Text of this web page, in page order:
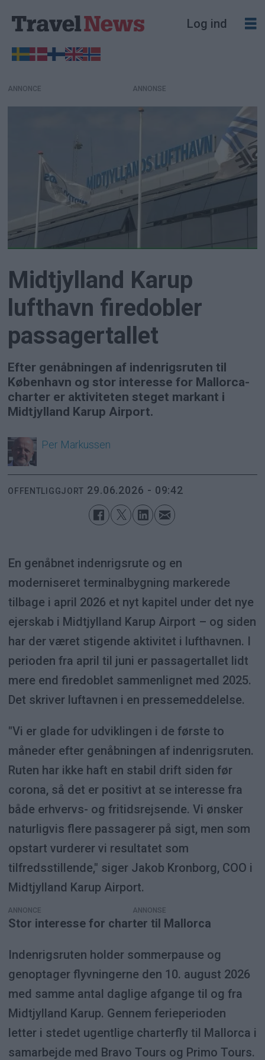
Log ind
ANNONCE
Midtjylland Karup
lufthavn firedobler
passagertallet
Efter genåbningen af indenrigsruten til
København og stor interesse for Mallorca-
charter er aktiviteten steget markant i
Midtjylland Karup Airport.
Per Markussen
OFFENTLIGGJORT 29.06.2026 - 09:42
En genåbnet indenrigsrute og en
moderniseret terminalbygning markerede
tilbage i april 2026 et nyt kapitel under det nye
ejerskab i Midtjylland Karup Airport – og siden
har der været stigende aktivitet i lufthavnen. I
perioden fra april til juni er passagertallet lidt
mere end firedoblet sammenlignet med 2025.
Det skriver luftavnen i en pressemeddelelse.
"Vi er glade for udviklingen i de første to
måneder efter genåbningen af indenrigsruten.
Ruten har ikke haft en stabil drift siden før
corona, så det er positivt at se interesse fra
både erhvervs- og fritidsrejsende. Vi ønsker
naturligvis flere passagerer på sigt, men som
opstart vurderer vi resultatet som
tilfredsstillende," siger Jakob Kronborg, COO i
Midtjylland Karup Airport.
ANNONCE
Stor interesse for charter til Mallorca
Indenrigsruten holder sommerpause og
genoptager flyvningerne den 10. august 2026
med samme antal daglige afgange til og fra
Midtjylland Karup. Gennem ferieperioden
letter i stedet ugentlige charterfly til Mallorca i
samarbejde med Bravo Tours og Primo Tours.